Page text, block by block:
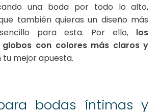
una boda por todo lo alto,
también quieras un diseño más
para esta. Por ello, los
globos con colores más claros y
tu mejor apuesta.
bodas íntimas y